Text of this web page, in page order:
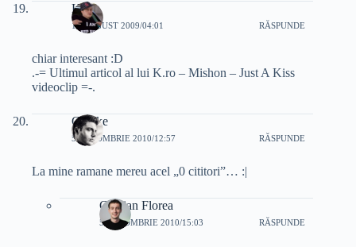
K.ro
12 AUGUST 2009/04:01 RĂSPUNDE
chiar interesant :D
.-= Ultimul articol al lui K.ro – Mishon – Just A Kiss
videoclip =-.
Ginake
5 OCTOMBRIE 2010/12:57 RĂSPUNDE
La mine ramane mereu acel „0 cititori”… :|
Cristian Florea
5 OCTOMBRIE 2010/15:03 RĂSPUNDE